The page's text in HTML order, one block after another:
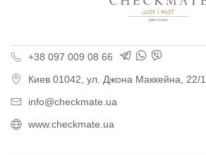
+38 097 009 08 66
Киев 01042, ул. Джона Маккейна, 22/1
info@checkmate.ua
www.checkmate.ua